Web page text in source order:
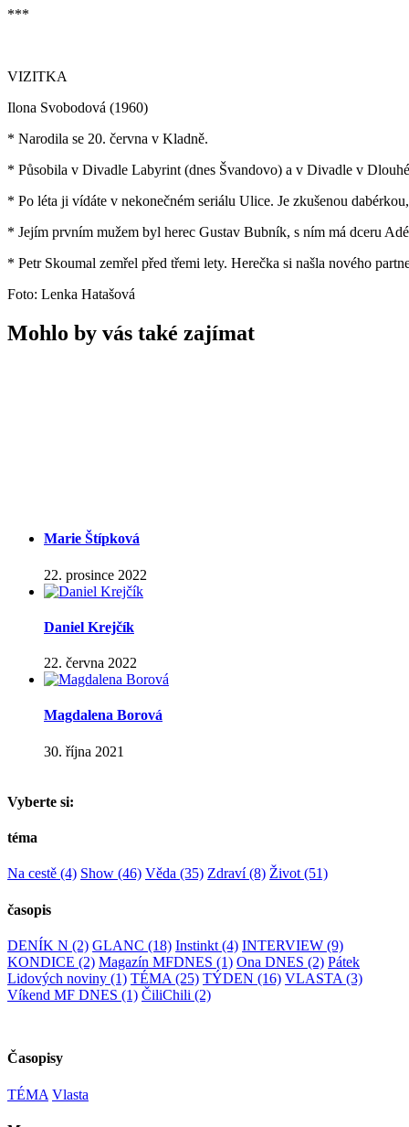
***
VIZITKA
Ilona Svobodová (1960)
* Narodila se 20. června v Kladně.
* Působila v Divadle Labyrint (dnes Švandovo) a v Divadle v
* Po léta ji vídáte v nekonečném seriálu Ulice. Je zkušenou
* Jejím prvním mužem byl herec Gustav Bubník, s ním má dceru
* Petr Skoumal zemřel před třemi lety. Herečka si našla nového
Foto: Lenka Hatašová
Mohlo by vás také zajímat
Marie Štípková
22. prosince 2022
Daniel Krejčík
22. června 2022
Magdalena Borová
30. října 2021
Vyberte si:
téma
Na cestě (4) Show (46) Věda (35) Zdraví (8) Život(51)
časopis
DENÍK N (2) GLANC (18) Instinkt (4) INTERVIEW (9)
KONDICE (2) Magazín MFDNES (1) Ona DNES (2) Pátek
Lidových noviny (1) TÉMA (25) TÝDEN (16) VLASTA (3)
Víkend MF DNES (1) ČiliChili (2)
Časopisy
TÉMA Vlasta